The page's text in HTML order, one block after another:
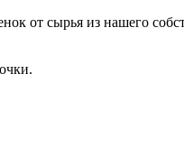
от сырья из нашего